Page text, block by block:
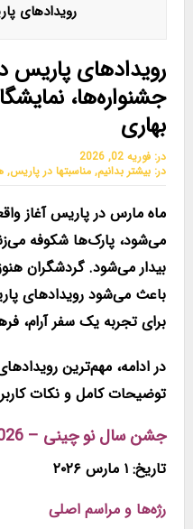
رویدادهای
جشنواره‌ها،
بهاری
در: فوریه 02, 2026
در: بیشتر بدانیم, مناسبتها در پاریس,
ماه مارس در پاریس آغاز
می‌شود، پارک‌ها شکوفه
بیدار می‌شود. گردشگران
باعث می‌شود رویدادهای
برای تجربه یک سفر آرام،
در ادامه، مهم‌ترین
توضیحات کامل و نکات
جشن سال نو چینی – Chinese New Year 2026
تاریخ: ۱ مارس ۲۰۲۶
رژه‌ها و مراسم اصلی